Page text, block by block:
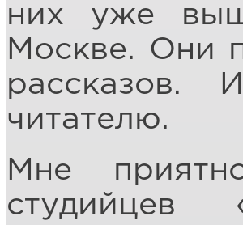
них уже
Москве. Они
рассказов.
читателю.
Мне
студийцев